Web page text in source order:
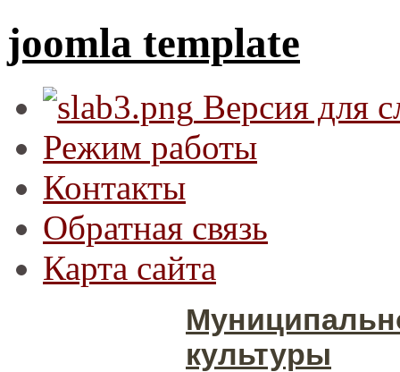
joomla template
Версия для
Режим работы
Контакты
Обратная связь
Карта сайта
культуры